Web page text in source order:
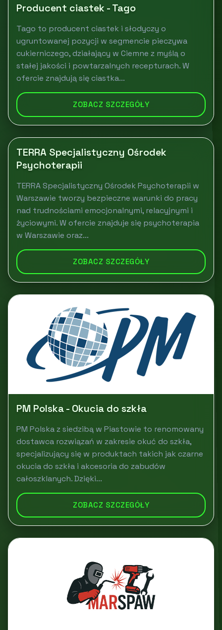
Producent ciastek - Tago
Tago to producent ciastek i słodyczy o
ugruntowanej pozycji w segmencie pieczywa
cukierniczego, działający w Ciemne z myślą o
stałej jakości i powtarzalnych recepturach. W
ofercie znajdują się ciastka...
ZOBACZ SZCZEGÓŁY
TERRA Specjalistyczny Ośrodek
Psychoterapii
TERRA Specjalistyczny Ośrodek Psychoterapii w
Warszawie tworzy bezpieczne warunki do pracy
nad trudnościami emocjonalnymi, relacyjnymi i
życiowymi. W ofercie znajduje się psychoterapia
w Warszawie oraz...
ZOBACZ SZCZEGÓŁY
PM Polska - Okucia do szkła
PM Polska z siedzibą w Piastowie to renomowany
dostawca rozwiązań w zakresie okuć do szkła,
specjalizujący się w produktach takich jak czarne
okucia do szkła i akcesoria do zabudów
całoszklanych. Dzięki...
ZOBACZ SZCZEGÓŁY